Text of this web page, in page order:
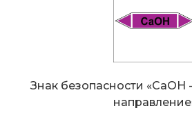
Знак безопасности «CaOH